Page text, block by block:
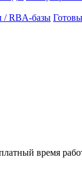
/ RBA-базы
время